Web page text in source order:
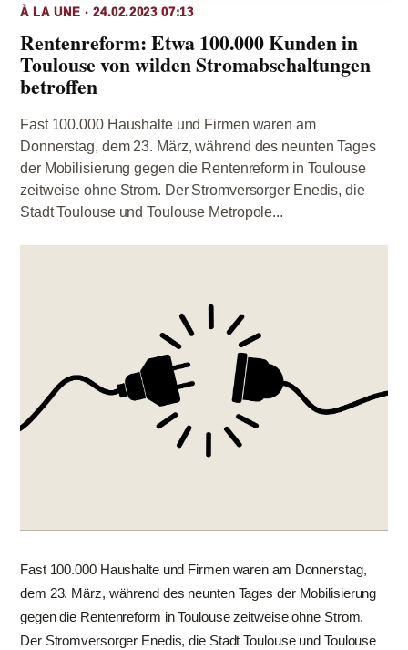
À LA UNE · 24.02.2023 07:13
Rentenreform: Etwa 100.000 Kunden in
Toulouse von wilden Stromabschaltungen
betroffen
Fast 100.000 Haushalte und Firmen waren am
Donnerstag, dem 23. März, während des neunten Tages
der Mobilisierung gegen die Rentenreform in Toulouse
zeitweise ohne Strom. Der Stromversorger Enedis, die
Stadt Toulouse und Toulouse Metropole...
Fast 100.000 Haushalte und Firmen waren am Donnerstag,
dem 23. März, während des neunten Tages der Mobilisierung
gegen die Rentenreform in Toulouse zeitweise ohne Strom.
Der Stromversorger Enedis, die Stadt Toulouse und Toulouse